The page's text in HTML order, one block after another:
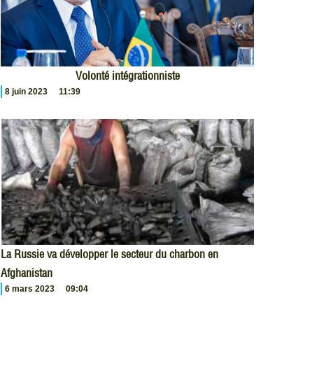
Volonté intégrationniste
8 juin 2023 11:39
La Russie va développer le secteur du charbon en
Afghanistan
6 mars 2023 09:04